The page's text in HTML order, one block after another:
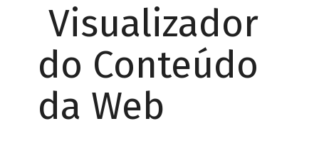
Visualizador
do Conteúdo
da Web